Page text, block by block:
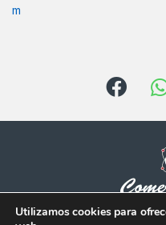
m
Utilizamos cookies para